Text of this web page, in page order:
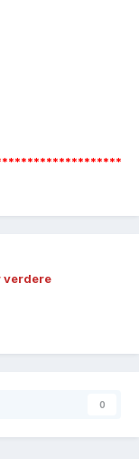
verdere
0